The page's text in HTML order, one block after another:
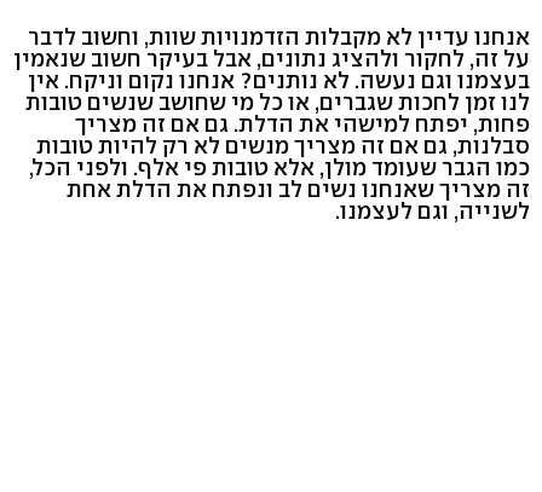
אנחנו עדיין לא מקבלות הזדמנויות שוות, וחשוב לדבר
על זה, לחקור ולהציג נתונים, אבל בעיקר חשוב שנאמין
בעצמנו וגם נעשה. לא נותנים? אנחנו נקום וניקח. אין
לנו זמן לחכות שגברים, או כל מי שחושב שנשים טובות
פחות, יפתח למישהי את הדלת. גם אם זה מצריך
סבלנות, גם אם זה מצריך מנשים לא רק להיות טובות
כמו הגבר שעומד מולן, אלא טובות פי אלף. ולפני הכל,
זה מצריך שאנחנו נשים לב ונפתח את הדלת אחת
לשנייה, וגם לעצמנו.